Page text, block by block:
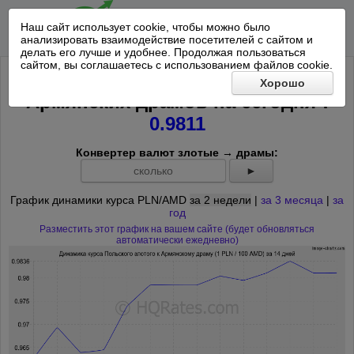
Наш сайт использует cookie, чтобы можно было
анализировать взаимодействие посетителей с сайтом и
делать его лучше и удобнее. Продолжая пользоваться
сайтом, вы соглашаетесь с использованием файлов cookie.
Хорошо
Курс Польского злотого к 100
Армянских драмов насегодня*:
0.9811
Конвертер валют злотые → драмы:
►
График динамики курса PLN/AMD за 2 недели | за 3 месяца | за
год
Разместить этот график на вашем сайте (будет обновляться
автоматически ежедневно)